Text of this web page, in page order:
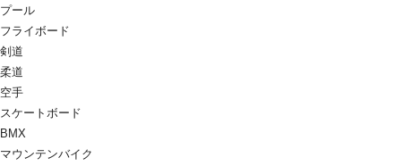
プール
フライボード
剣道
柔道
空手
スケートボード
BMX
マウンテンバイク